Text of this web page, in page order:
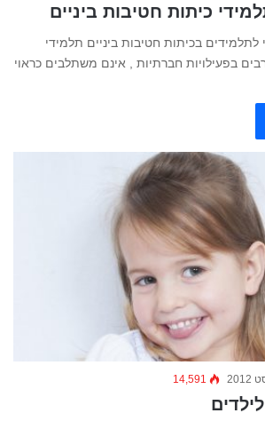
כיתות חטיבות ביניים
לתלמידים בכיתות חטיבות ביניים תלמידי
בפעילויות חברתיות , אינם משתלבים כראוי
14,591